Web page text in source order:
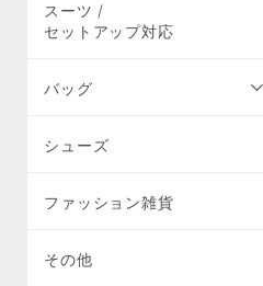
スーツ /
セットアップ対応
バッグ
シューズ
ファッション雑貨
その他